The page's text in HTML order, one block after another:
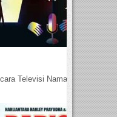
Televisi Nama